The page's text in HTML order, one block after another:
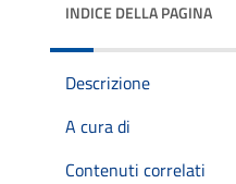
INDICE DELLA PAGINA
Descrizione
A cura di
Contenuti correlati